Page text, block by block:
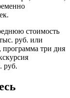
стоимость
руб. или
программа три дня
руб.